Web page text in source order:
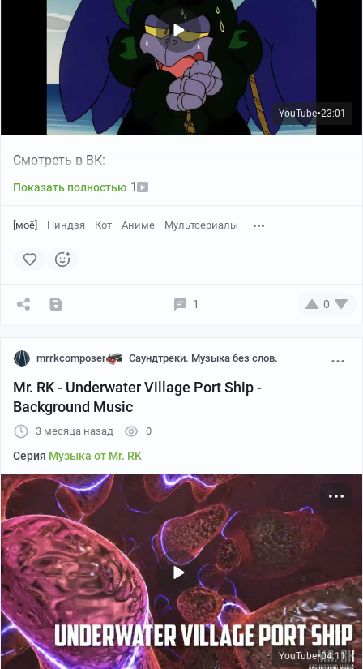
YouTube●23:01
Смотреть в ВК:
Показать полностью 1
[моё] Ниндзя Кот Аниме Мультсериалы
1 0
mrrkcomposer Саундтреки. Музыка без слов.
Mr. RK - Underwater Village Port Ship -
Background Music
3 месяца назад 0
Серия Музыка от Mr. RK
YouTube●04:11